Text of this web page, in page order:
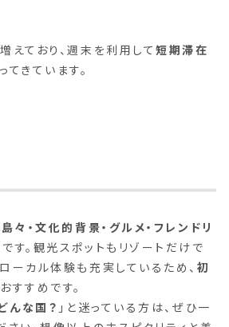
えており、週末を利用して短期滞在
きています。
々・文化的背景・グルメ・フレンドリ
す。観光スポットもリゾートだけで
ーカル体験も充実しているため、 初
すすめです。
んな国？ 」と迷っている方は、ぜひ一